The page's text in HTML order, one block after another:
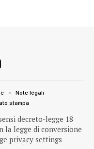
decreto-legge 18
la legge di conversione
privacy settings
Note legali
stampa